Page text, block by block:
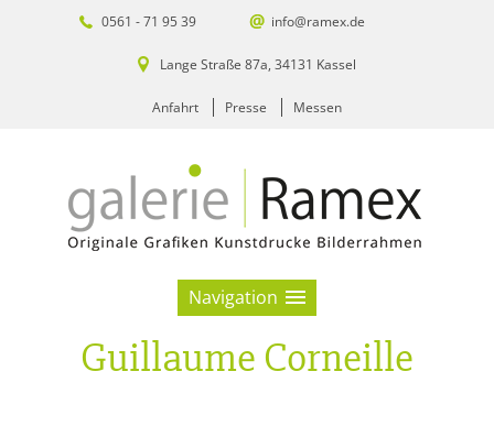
0561 - 71 95 39 info@ramex.de
Lange Straße 87a, 34131 Kassel
Anfahrt Presse Messen
Navigation
Guillaume Corneille